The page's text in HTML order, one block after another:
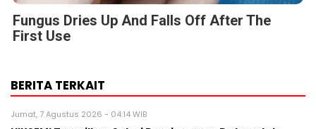
Fungus Dries Up And Falls Off After The
First Use
BERITA TERKAIT
Jumat, 7 Agustus 2026 - 04:14 WIB